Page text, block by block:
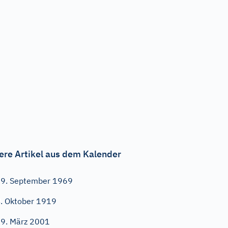
Artikel aus dem Kalender
September 1969
Oktober 1919
März 2001